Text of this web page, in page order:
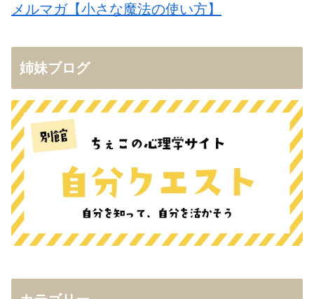
メルマガ【小さな魔法の使い方】
姉妹ブログ